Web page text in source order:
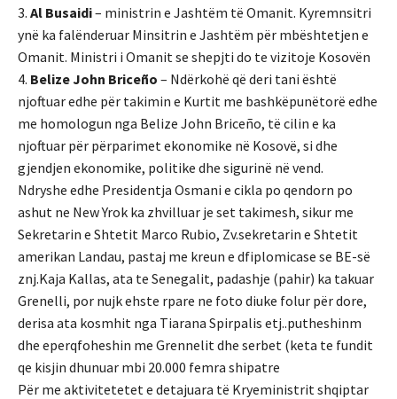
3. Al Busaidi– ministrin e Jashtëm të Omanit. Kyremnsitri
ynë ka falënderuar Minsitrin e Jashtëm për mbështetjen e
Omanit. Ministri i Omanit se shepjti do te vizitoje Kosovën
4. Belize John Briceño – Ndërkohë që deri tani është
njoftuar edhe për takimin e Kurtit me bashkëpunëtorë edhe
me homologun nga Belize John Briceño, të cilin e ka
njoftuar për përparimet ekonomike në Kosovë, si dhe
gjendjen ekonomike, politike dhe sigurinë në vend.
Ndryshe edhe Presidentja Osmani e cikla po qendorn po
ashut ne New Yrok ka zhvilluar je set takimesh, sikur me
Sekretarin e Shtetit Marco Rubio, Zv.sekretarin e Shtetit
amerikan Landau, pastaj me kreun e dfiplomicase se BE-së
znj.Kaja Kallas, ata te Senegalit, padashje (pahir) ka takuar
Grenelli, por nujk ehste rpare ne foto diuke folur për dore,
derisa ata kosmhit nga Tiarana Spirpalis etj..putheshinm
dhe eperqfoheshin me Grennelit dhe serbet (keta te fundit
qe kisjin dhunuar mbi 20.000 femra shipatre
Për me aktivitetetet e detajuara të Kryeministrit shqiptar